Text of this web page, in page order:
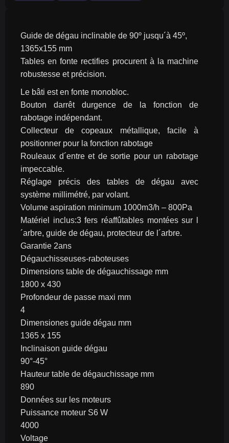
Guide de dégau inclinable de 90º jusqu´à 45º,
1365x155 mm
Tables en fonte rectifies procurent à la machine
robustesse et précision.
Le bâti est en fonte monobloc.
Bouton darrêt durgence de la fonction de
rabotage indépendant.
Collecteur de copeaux métallique, facile à
positionner pour la fonction rabotage
Rouleaux d´entre et de sortie pour un rabotage
impeccable.
Réglage précis des tables de dégau avec
système millimétré, par volant.
Volume aspiration minimum 1000m3/h – 800Pa
Matériel inclus:3 fers réaffûtables montées sur l
´arbre, guide de dégau, protecteur de l´arbre.
Garantie 2ans
Dégauchisseuses-raboteuses
Dimensions table de dégauchissage mm
1800 x 430
Profondeur de passe maxi mm
4
Dimensiones guide dégau mm
1365 x 155
Inclinaison guide dégau
90°-45°
Hauteur table de dégauchissage mm
890
Données sur les moteurs
Puissance moteur S6 W
4000
Voltage